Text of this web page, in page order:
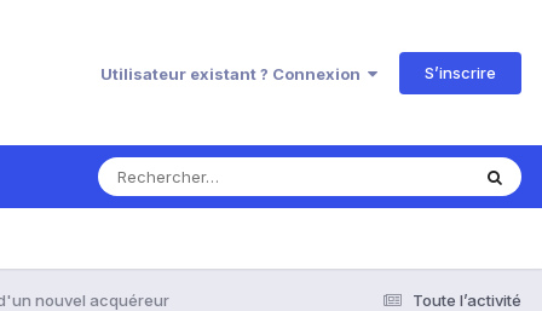
Utilisateur existant ? Connexion S’inscrire
Toute l’activité
nouvel acquéreur